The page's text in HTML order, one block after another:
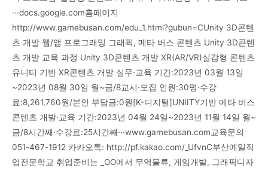
···docs.google.com홈페이지
http://www.gamebusan.com/edu_1.html?gubun=CUnity 3D콘텐
츠 개발 웹/앱 프로그래밍 그래픽, 메타 버스 콘텐츠 Unity 3D콘텐
츠 개발 교육 과정 Unity 3D콘텐츠 개발 XR(AR/VR)실감형 콘텐츠
유니티 기반 XR콘텐츠 개발 실무·교육 기간:2023년 03월 13일
~2023년 08월 30일 월~금/8교시·모집 인원:30명·수강
료:8,261,760원/본인 부담금:0원[K-디지털]UNIITY기반 메타 버스
콘텐츠 개발·교육 기간:2023년 04월 24일~2023년 11월 14일 월~
금/8시간째·수강료:25시간째···www.gamebusan.com교육문의
051-467-1912 카카오톡: http://pf.kakao.com/_UfvnC부산예일직
업전문학교 취업준비는 _OO에서 무역물류, 게임개발, 그래픽디자